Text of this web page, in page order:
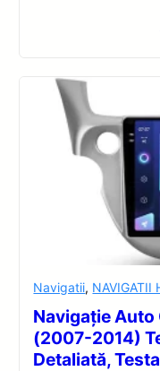
Navigatii, NAVIGATII
Navigație Auto
(2007-2014)
Detaliată,